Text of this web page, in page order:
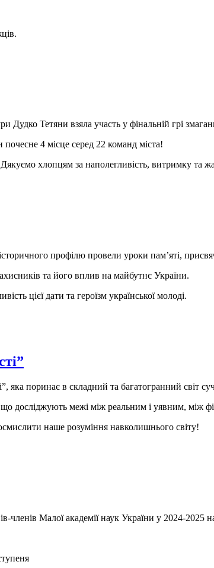
Тетяни взяла участь у фінальній грі
4 місце серед 22 команд міста!
хлопцям за наполегливість, витримку та
профілю провели уроки пам’яті,
та його вплив на майбутнє України.
цієї дати та героїзм української молоді.
яка поринає в складний та багатогранний світ
що досліджують межі між реальним і уявним, між
наше розуміння навколишнього світу!
членів Малої академії наук України у 2024-2025